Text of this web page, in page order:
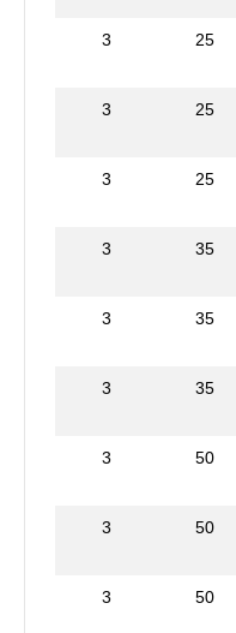
3 25
3 25
3 25
3 35
3 35
3 35
3 50
3 50
3 50